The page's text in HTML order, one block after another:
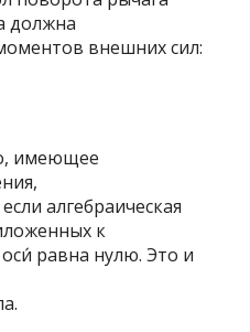
должна
внешних сил:
имеющее
алгебраическая
к
равна нулю. Это и